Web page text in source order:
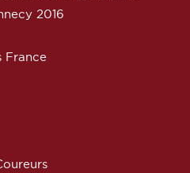
2016
France